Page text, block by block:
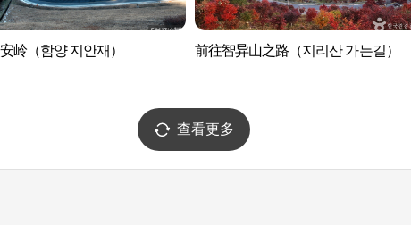
岭（함양 지안재） 前往智异山之路（지리산 가는길）
查看更多